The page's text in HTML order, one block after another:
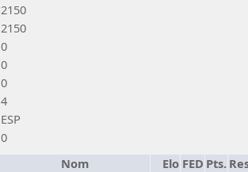
2150
2150
0
0
0
4
ESP
0
Nom Elo FED Pts.